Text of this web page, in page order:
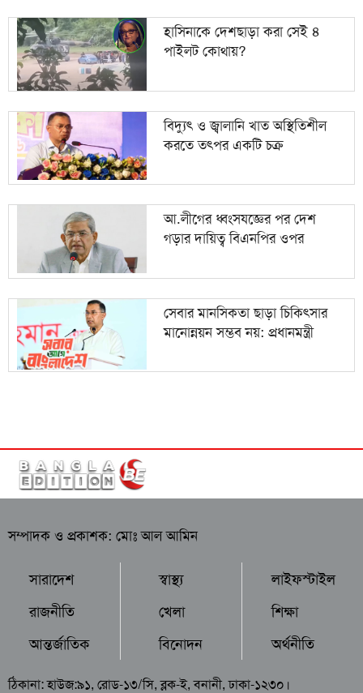
হাসিনাকে দেশছাড়া করা সেই ৪
পাইলট কোথায়?
বিদ্যুৎ ও জ্বালানি খাত অস্থিতিশীল
করতে তৎপর একটি চক্র
আ.লীগের ধ্বংসযজ্ঞের পর দেশ
গড়ার দায়িত্ব বিএনপির ওপর
সেবার মানসিকতা ছাড়া চিকিৎসার
মানোন্নয়ন সম্ভব নয়: প্রধানমন্ত্রী
সম্পাদক ও প্রকাশক: মোঃ আল আমিন
সারাদেশ
রাজনীতি
আন্তর্জাতিক
স্বাস্থ্য
খেলা
বিনোদন
লাইফস্টাইল
শিক্ষা
অর্থনীতি
ঠিকানা: হাউজ:৯১, রোড-১৩/সি, ব্লক-ই, বনানী, ঢাকা-১২৩০।